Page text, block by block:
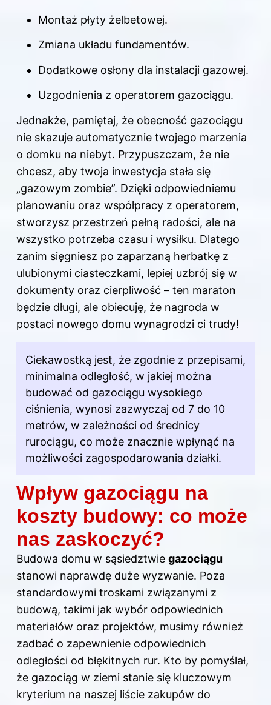
Montaż płyty żelbetowej.
Zmiana układu fundamentów.
Dodatkowe osłony dla instalacji gazowej.
Uzgodnienia z operatorem gazociągu.
Jednakże, pamiętaj, że obecność gazociągu
nie skazuje automatycznie twojego marzenia
o domku na niebyt. Przypuszczam, że nie
chcesz, aby twoja inwestycja stała się
„gazowym zombie”. Dzięki odpowiedniemu
planowaniu oraz współpracy z operatorem,
stworzysz przestrzeń pełną radości, ale na
wszystko potrzeba czasu i wysiłku. Dlatego
zanim sięgniesz po zaparzaną herbatkę z
ulubionymi ciasteczkami, lepiej uzbrój się w
dokumenty oraz cierpliwość – ten maraton
będzie długi, ale obiecuję, że nagroda w
postaci nowego domu wynagrodzi ci trudy!
Ciekawostką jest, że zgodnie z przepisami,
minimalna odległość, w jakiej można
budować od gazociągu wysokiego
ciśnienia, wynosi zazwyczaj od 7 do 10
metrów, w zależności od średnicy
rurociągu, co może znacznie wpłynąć na
możliwości zagospodarowania działki.
Wpływ gazociągu na
koszty budowy: co może
nas zaskoczyć?
Budowa domu w sąsiedztwie gazociągu
stanowi naprawdę duże wyzwanie. Poza
standardowymi troskami związanymi z
budową, takimi jak wybór odpowiednich
materiałów oraz projektów, musimy również
zadbać o zapewnienie odpowiednich
odległości od błękitnych rur. Kto by pomyślał,
że gazociąg w ziemi stanie się kluczowym
kryterium na naszej liście zakupów do